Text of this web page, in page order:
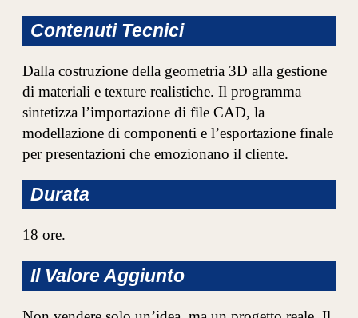
Contenuti Tecnici
Dalla costruzione della geometria 3D alla gestione
di materiali e texture realistiche. Il programma
sintetizza l’importazione di file CAD, la
modellazione di componenti e l’esportazione finale
per presentazioni che emozionano il cliente.
Durata
18 ore.
Il Valore Aggiunto